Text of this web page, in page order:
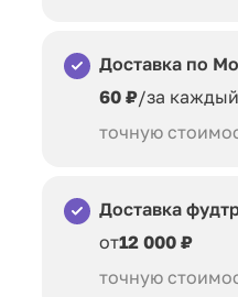
Доставка по
60 ₽/за
точную
Доставка
от12 000 ₽
точную